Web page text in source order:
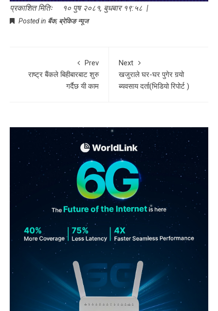
प्रकाशित मितिः १० पुष २०८१, बुधबार १९:५८ |
Posted in बैंक, ब्रेकिङ न्यूज
Prev
राष्ट्र बैंकले बिहीबारबाट शुरु
गर्दैछ यी काम
Next
खजुराले घर-घर पुगेर गर्‍यो
ब्यवसाय दर्ता(भिडियो रिपोर्ट )